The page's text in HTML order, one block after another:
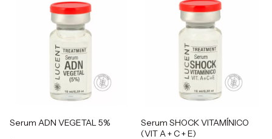
Serum ADN VEGETAL 5%
Serum SHOCK VITAMÍNICO
(VIT A + C + E)